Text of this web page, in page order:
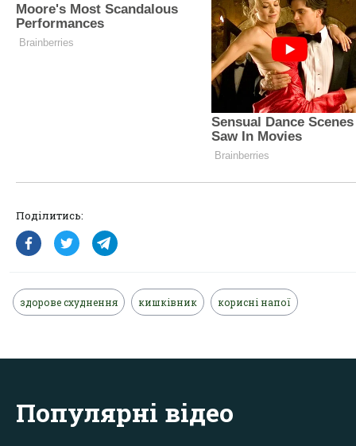
Поділитись:
здорове схуднення кишківник корисні напої
Популярні відео